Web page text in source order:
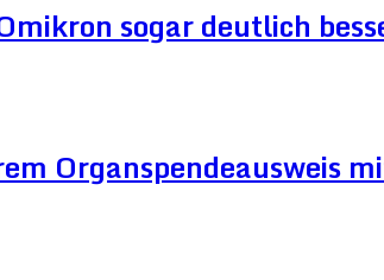
sogar deutlich
Organspendeausweis